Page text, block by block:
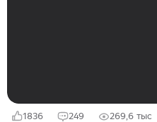
1836 249 269,6 тыс